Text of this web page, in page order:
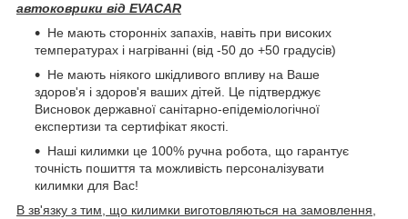
автоковрики від EVACAR
Не мають сторонніх запахів, навіть при високих
температурах і нагріванні (від -50 до +50 градусів)
Не мають ніякого шкідливого впливу на Ваше
здоров'я і здоров'я ваших дітей. Це підтверджує
Висновок державної санітарно-епідеміологічної
експертизи та сертифікат якості.
Наші килимки це 100% ручна робота, що гарантує
точність пошиття та можливість персоналізувати
килимки для Вас!
В зв'язку з тим, що килимки виготовляються на замовлення,